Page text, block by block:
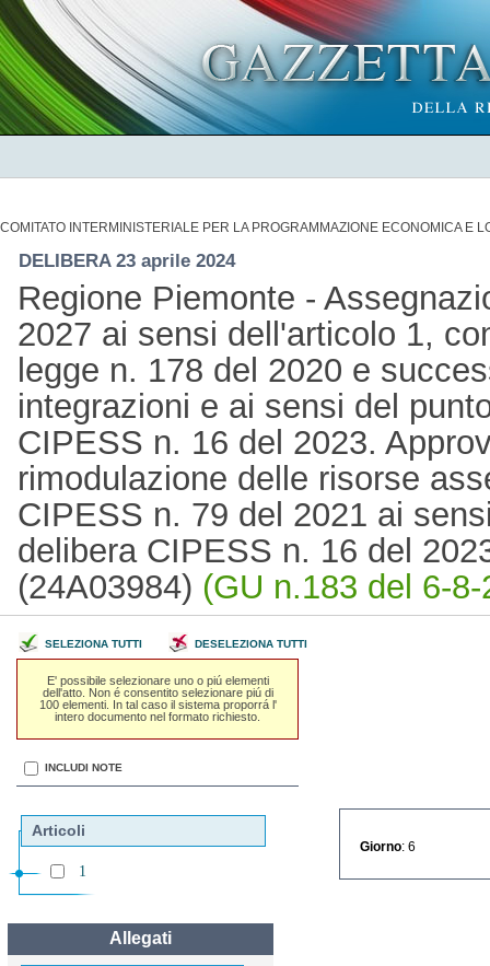
COMITATO INTERMINISTERIALE PER LA PROGRAMMAZIONE ECONOMICA E
DELIBERA 23 aprile 2024
Regione Piemonte -
2027 ai sensi dell'articolo 1,
legge n. 178 del 2020 e
integrazioni e ai sensi del
CIPESS n. 16 del 2023.
rimodulazione delle risorse
CIPESS n. 79 del 2021 ai
delibera CIPESS n. 16 del
(24A03984) (GU n.183 del 6-
SELEZIONA TUTTI DESELEZIONA TUTTI
E' possibile selezionare uno o piú elementi
dell'atto. Non é consentito selezionare piú di
100 elementi. In tal caso il sistema proporrá l'
intero documento nel formato richiesto.
INCLUDI NOTE
Articoli
1
Allegati
Giorno : 6